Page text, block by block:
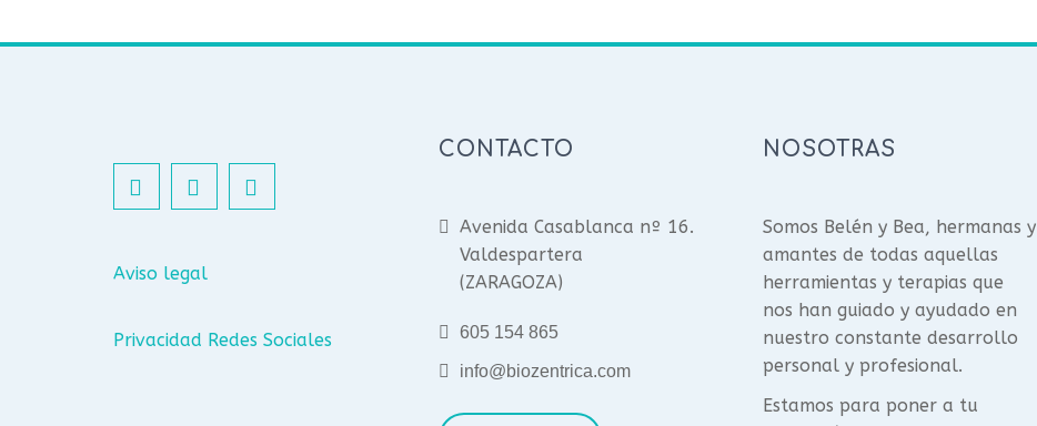
Aviso legal
Privacidad Redes Sociales
CONTACTO
Avenida Casablanca nº 16.
Valdespartera
(ZARAGOZA)
605 154 865
info@biozentrica.com
NOSOTRAS
Somos Belén y Bea, hermanas y
amantes de todas aquellas
herramientas y terapias que
nos han guiado y ayudado en
nuestro constante desarrollo
personal y profesional.
Estamos para poner a tu